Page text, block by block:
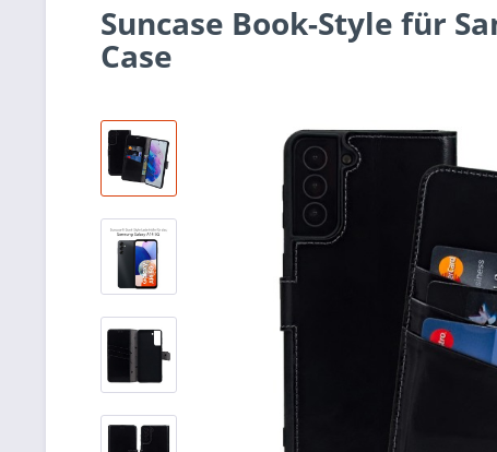
Suncase Book-Style für
Case